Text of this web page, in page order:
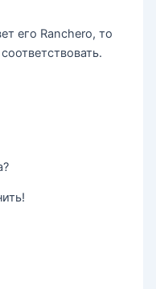
его Ranchero, то